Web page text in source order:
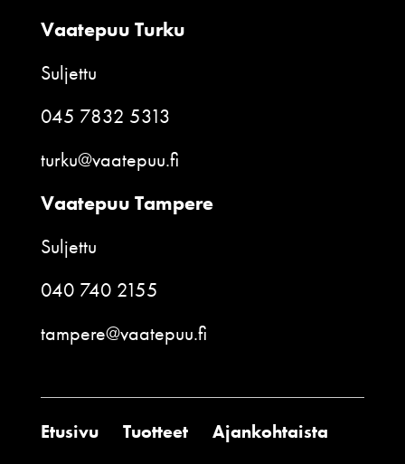
Vaatepuu Turku
Suljettu
045 7832 5313
turku@vaatepuu.fi
Vaatepuu Tampere
Suljettu
040 740 2155
tampere@vaatepuu.fi
Etusivu Tuotteet
Ajankohtaista